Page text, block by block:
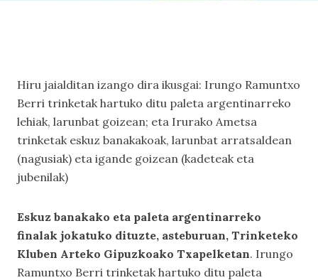
Hiru jaialditan izango dira ikusgai: Irungo Ramuntxo
Berri trinketak hartuko ditu paleta argentinarreko
lehiak, larunbat goizean; eta Irurako Ametsa
trinketak eskuz banakakoak, larunbat arratsaldean
(nagusiak) eta igande goizean (kadeteak eta
jubenilak)
Eskuz banakako eta paleta argentinarreko
finalak jokatuko dituzte, asteburuan, Trinketeko
Kluben Arteko Gipuzkoako Txapelketan. Irungo
Ramuntxo Berri trinketak hartuko ditu paleta